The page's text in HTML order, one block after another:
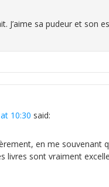
J’aime sa pudeur et son
10:30 said:
en me souvenant
livres sont vraiment